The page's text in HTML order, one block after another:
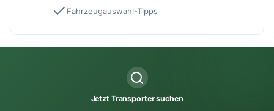
Fahrzeugauswahl-Tipps
Jetzt Transporter suchen